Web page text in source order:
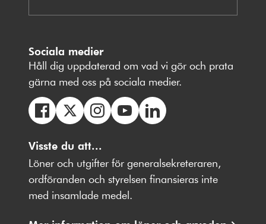
Sociala medier
Håll dig uppdaterad om vad vi gör och prata
gärna med oss på sociala medier.
oss
på
Facebbok
oss
på
oss
på
Instagram
på
Youtube
på
LinkedIn
Visste du att...
Löner och utgifter för generalsekreteraren,
ordföranden och styrelsen finansieras inte
med insamlade medel.